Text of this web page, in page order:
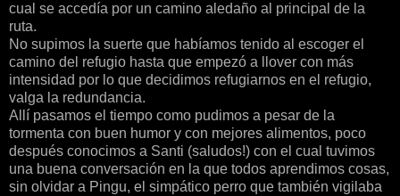
cual se accedía por un camino aledaño al principal de la
ruta.
No supimos la suerte que habíamos tenido al escoger el
camino del refugio hasta que empezó a llover con más
intensidad por lo que decidimos refugiarnos en el refugio,
valga la redundancia.
Allí pasamos el tiempo como pudimos a pesar de la
tormenta con buen humor y con mejores alimentos, poco
después conocimos a Santi (saludos!) con el cual tuvimos
una buena conversación en la que todos aprendimos cosas,
sin olvidar a Pingu, el simpático perro que también vigilaba